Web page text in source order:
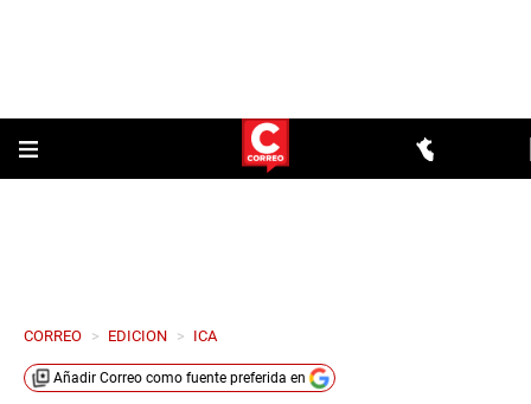
CORREO > EDICION > ICA
Añadir Correo como fuente preferida en